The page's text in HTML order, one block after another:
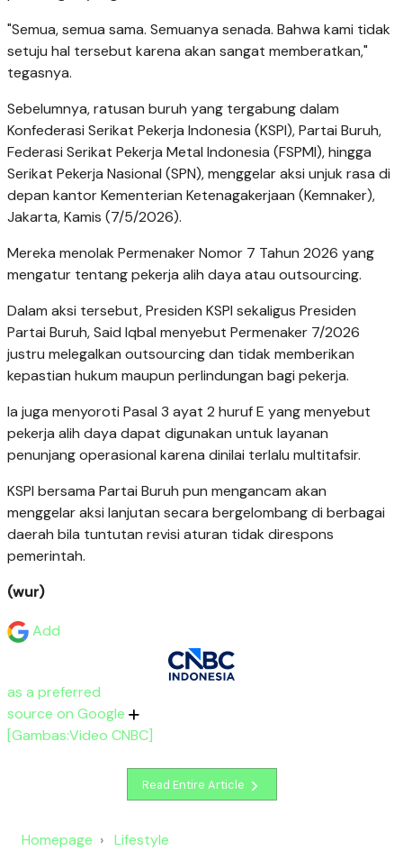
"Semua, semua sama. Semuanya senada. Bahwa kami tidak
setuju hal tersebut karena akan sangat memberatkan,"
tegasnya.
Sebelumnya, ratusan buruh yang tergabung dalam
Konfederasi Serikat Pekerja Indonesia (KSPI), Partai Buruh,
Federasi Serikat Pekerja Metal Indonesia (FSPMI), hingga
Serikat Pekerja Nasional (SPN), menggelar aksi unjuk rasa di
depan kantor Kementerian Ketenagakerjaan (Kemnaker),
Jakarta, Kamis (7/5/2026).
Mereka menolak Permenaker Nomor 7 Tahun 2026 yang
mengatur tentang pekerja alih daya atau outsourcing.
Dalam aksi tersebut, Presiden KSPI sekaligus Presiden
Partai Buruh, Said Iqbal menyebut Permenaker 7/2026
justru melegalkan outsourcing dan tidak memberikan
kepastian hukum maupun perlindungan bagi pekerja.
Ia juga menyoroti Pasal 3 ayat 2 huruf E yang menyebut
pekerja alih daya dapat digunakan untuk layanan
penunjang operasional karena dinilai terlalu multitafsir.
KSPI bersama Partai Buruh pun mengancam akan
menggelar aksi lanjutan secara bergelombang di berbagai
daerah bila tuntutan revisi aturan tidak direspons
pemerintah.
(wur)
Add
as a preferred
source on Google
[Gambas:Video CNBC]
Read Entire Article
Homepage
Lifestyle